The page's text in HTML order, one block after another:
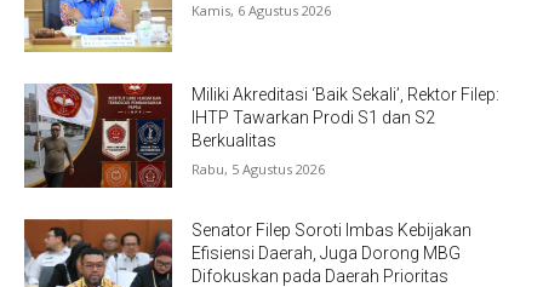
Kamis, 6 Agustus 2026
Miliki Akreditasi ‘Baik Sekali’, Rektor Filep:
IHTP Tawarkan Prodi S1 dan S2
Berkualitas
Rabu, 5 Agustus 2026
Senator Filep Soroti Imbas Kebijakan
Efisiensi Daerah, Juga Dorong MBG
Difokuskan pada Daerah Prioritas